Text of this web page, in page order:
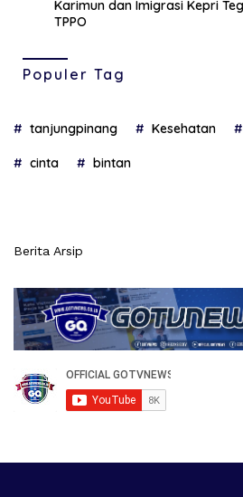
Karimun dan Imigrasi Kepri
TPPO
Populer Tag
tanjungpinang Kesehatan
cinta bintan
Berita Arsip